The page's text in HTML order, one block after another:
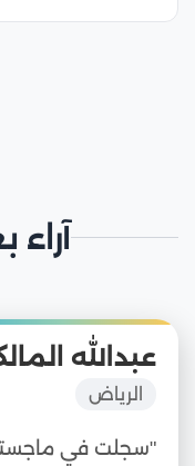
عبدالله
الرياض
"سجلت في